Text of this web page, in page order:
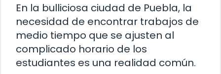
En la bulliciosa ciudad de Puebla, la
necesidad de encontrar trabajos de
medio tiempo que se ajusten al
complicado horario de los
estudiantes es una realidad común.